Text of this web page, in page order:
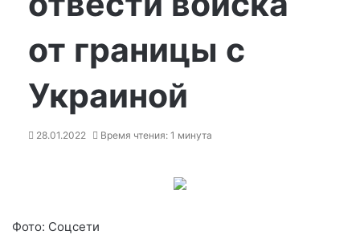
от границы с
Украиной
28.01.2022 Время чтения: 1 минута
Фото: Соцсети